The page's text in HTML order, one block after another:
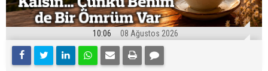
10:06 08 Ağustos 2026